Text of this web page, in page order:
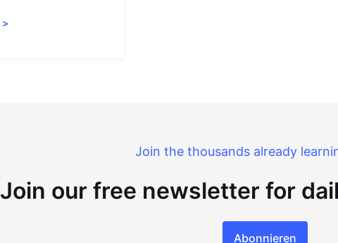
>
Join the thousands already
Join our free newsletter for
Abonnieren